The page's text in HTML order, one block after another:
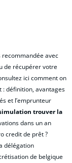
avec
de récupérer votre
ici comment on
: définition, avantages
et l’emprunteur
trouver la
dans un an
credit de prêt ?
délégation
de belgique